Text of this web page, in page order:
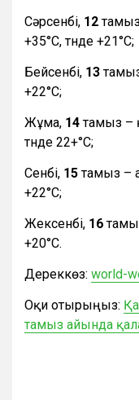
Сәрсенбі, 12
+35°С, түнде +21°С;
Бейсенбі, 13
+22°С;
Жұма, 14тамыз –
түнде 22+°С;
Сенбі, 15тамыз –
+22°С;
Жексенбі, 16
+20°С.
Дереккөз: world-
Оқи отырыңыз:
тамыз айында